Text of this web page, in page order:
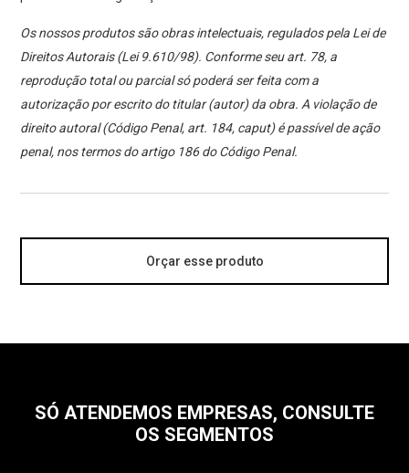
Os nossos produtos são obras intelectuais, regulados pela Lei de
Direitos Autorais (Lei 9.610/98). Conforme seu art. 78, a
reprodução total ou parcial só poderá ser feita com a
autorização por escrito do titular (autor) da obra. A violação de
direito autoral (Código Penal, art. 184, caput) é passível de ação
penal, nos termos do artigo 186 do Código Penal.
Orçar esse produto
SÓ ATENDEMOS EMPRESAS, CONSULTE
OS SEGMENTOS